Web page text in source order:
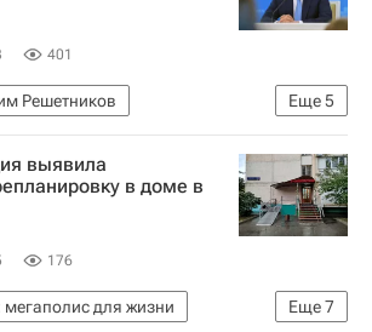
401
Еще5
Решетников
Министерство экономического развития РФ (Минэкономразвития России)
выявила
в доме в
176
Еще7
для жизни